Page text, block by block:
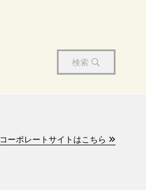
検索
コーポレートサイトはこちら